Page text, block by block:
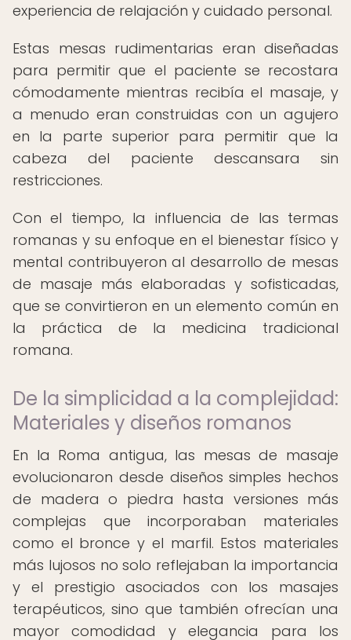
experiencia de relajación y cuidado personal.
Estas mesas rudimentarias eran diseñadas
para permitir que el paciente se recostara
cómodamente mientras recibía el masaje, y
a menudo eran construidas con un agujero
en la parte superior para permitir que la
cabeza del paciente descansara sin
restricciones.
Con el tiempo, la influencia de las termas
romanas y su enfoque en el bienestar físico y
mental contribuyeron al desarrollo de mesas
de masaje más elaboradas y sofisticadas,
que se convirtieron en un elemento común en
la práctica de la medicina tradicional
romana.
De la simplicidad a la complejidad:
Materiales y diseños romanos
En la Roma antigua, las mesas de masaje
evolucionaron desde diseños simples hechos
de madera o piedra hasta versiones más
complejas que incorporaban materiales
como el bronce y el marfil. Estos materiales
más lujosos no solo reflejaban la importancia
y el prestigio asociados con los masajes
terapéuticos, sino que también ofrecían una
mayor comodidad y elegancia para los